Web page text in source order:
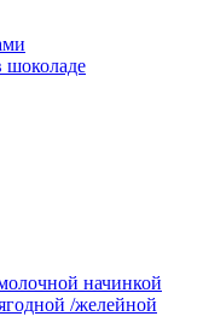
шоколаде
начинкой
/желейной